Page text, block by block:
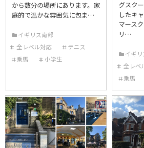
から数分の場所にあります。家
庭的で温かな雰囲気に包ま…
イギリス南部
全レベル対応
テニス
乗馬
小学生
グスク
したキ
マース
リ…
イギ
全レベ
乗馬